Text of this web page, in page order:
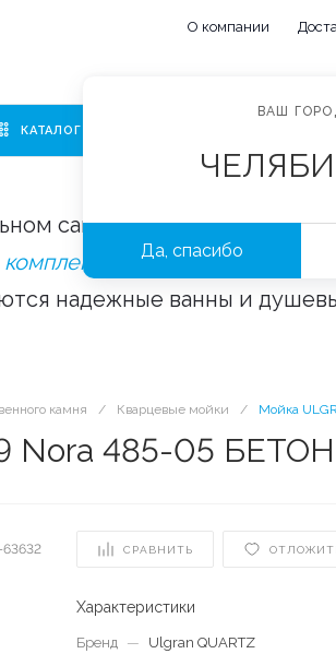
О компании
КАТАЛОГ
сайте «Сантехорбита»
и аксессуары
надежные ванны и
камня / Кварцевые мойки / Мойка
Nora 485-05 БЕТОН
СРАВНИТЬ
Характеристики
Бренд —
Ulgran QUARTZ
ВАШ
Да, спасибо